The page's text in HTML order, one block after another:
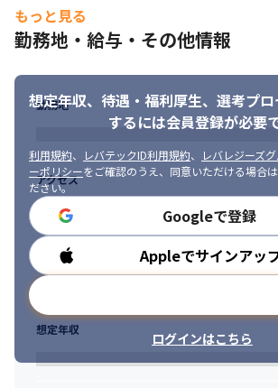
・上流工程にチャレンジしたい方
∟現状に満足せず新たな分野にチャレンジした
・グリット力の高い方
∟チームメンバーと協力しながら1つのプロジ
もっと見る
勤務地・給与・その他情報
想定年収、待遇・福利厚生、 選考プ
するには会員登録が必要
利用規約、 レバテックID利用規約、
レバレジーズ
ーポリシーをご確認のうえ、同意いただける場合
ださい。
Googleで登録
Appleでサインアッ
ログインはこちら
勤務地
アクセス
勤務時間
想定年収